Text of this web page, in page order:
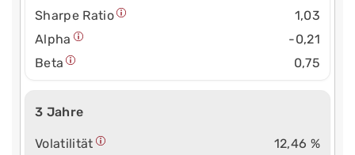
Sharpe Ratio
1,03
Alpha
-0,21
Beta
0,75
3 Jahre
Volatilität
12,46 %